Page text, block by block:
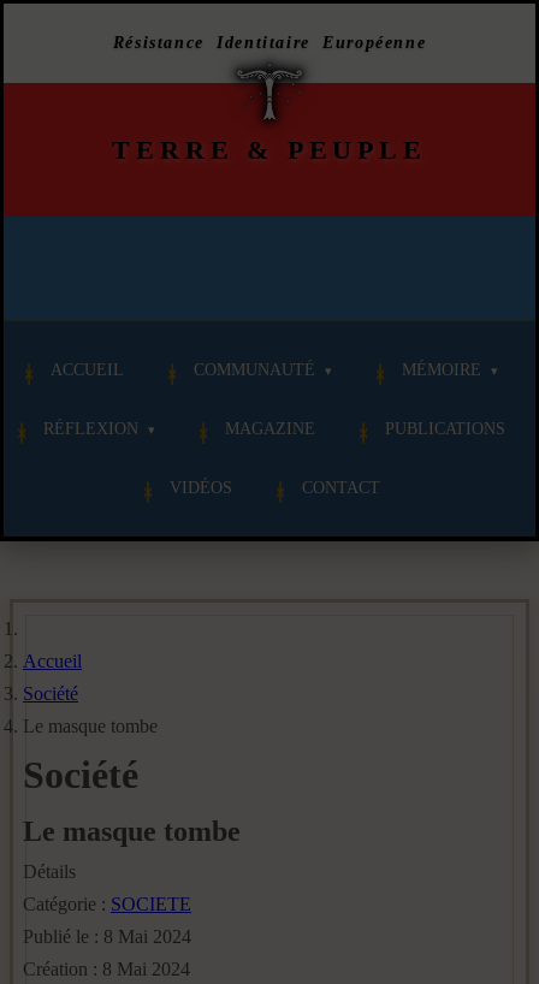
Résistance Identitaire Européenne
TERRE & PEUPLE
ACCUEIL COMMUNAUTÉ MÉMOIRE
RÉFLEXION MAGAZINE PUBLICATIONS
VIDÉOS CONTACT
Accueil
Société
Le masque tombe
Société
Le masque tombe
Détails
Catégorie : SOCIETE
Publié le : 8 Mai 2024
Création : 8 Mai 2024